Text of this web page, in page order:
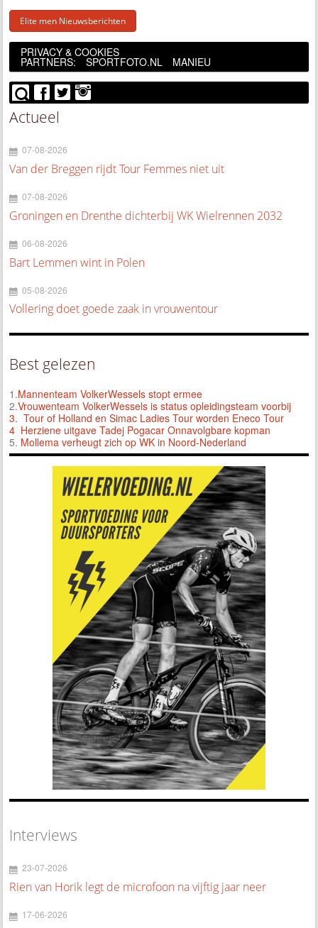
Elite men Nieuwsberichten
PRIVACY & COOKIES
PARTNERS: SPORTFOTO.NL MANIEU
Actueel
07-08-2026
Van der Breggen rijdt Tour Femmes niet uit
07-08-2026
Groningen en Drenthe dichterbij WK Wielrennen 2032
06-08-2026
Bart Lemmen wint in Polen
05-08-2026
Vollering doet goede zaak in vrouwentour
Best gelezen
1.Mannenteam VolkerWessels stopt ermee
2.Vrouwenteam VolkerWessels is status opleidingsteam voorbij
3. Tour of Holland en Simac Ladies Tour worden Eneco Tour
4 Herziene uitgave Tadej Pogacar Onnavolgbare kopman
5. Mollema verheugt zich op WK in Noord-Nederland
Interviews
23-07-2026
Rien van Horik legt de microfoon na vijftig jaar neer
17-06-2026